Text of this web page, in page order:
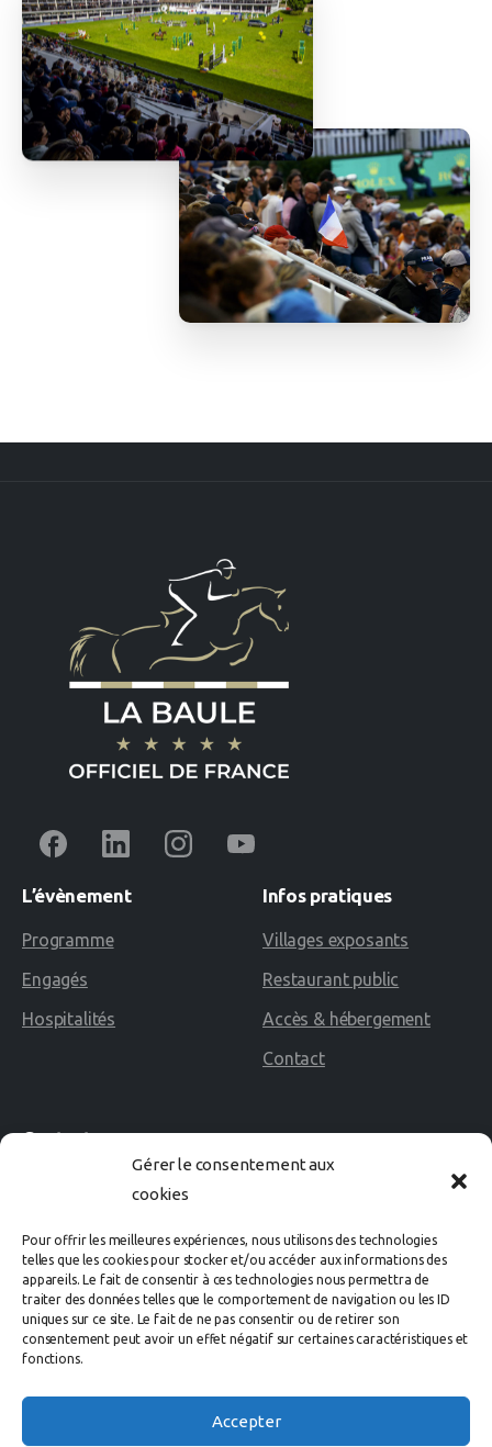
Gérer le consentement aux
cookies
Pour offrir les meilleures expériences, nous utilisons des technologies
telles que les cookies pour stocker et/ou accéder aux informations des
appareils. Le fait de consentir à ces technologies nous permettra de
traiter des données telles que le comportement de navigation ou les ID
uniques sur ce site. Le fait de ne pas consentir ou de retirer son
consentement peut avoir un effet négatif sur certaines caractéristiques et
fonctions.
Accepter
L’évènement
Programme
Engagés
Hospitalités
Infos pratiques
Villages exposants
Restaurant public
Accès & hébergement
Contact
Contact
02 40 60 02 80
Avenue des Rosières
44500 LA BAULE Cedex
organisation@labaule-cheval.com